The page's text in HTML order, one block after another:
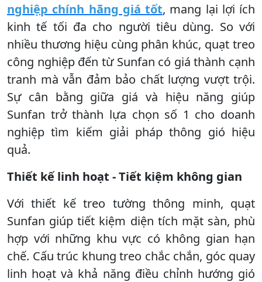
nghiệp chính hãng giá tốt, mang lại lợi ích
kinh tế tối đa cho người tiêu dùng. So với
nhiều thương hiệu cùng phân khúc, quạt treo
công nghiệp đến từ Sunfan có giá thành cạnh
tranh mà vẫn đảm bảo chất lượng vượt trội.
Sự cân bằng giữa giá và hiệu năng giúp
Sunfan trở thành lựa chọn số 1 cho doanh
nghiệp tìm kiếm giải pháp thông gió hiệu
quả.
Thiết kế linh hoạt - Tiết kiệm không gian
Với thiết kế treo tường thông minh, quạt
Sunfan giúp tiết kiệm diện tích mặt sàn, phù
hợp với những khu vực có không gian hạn
chế. Cấu trúc khung treo chắc chắn, góc quay
linh hoạt và khả năng điều chỉnh hướng gió